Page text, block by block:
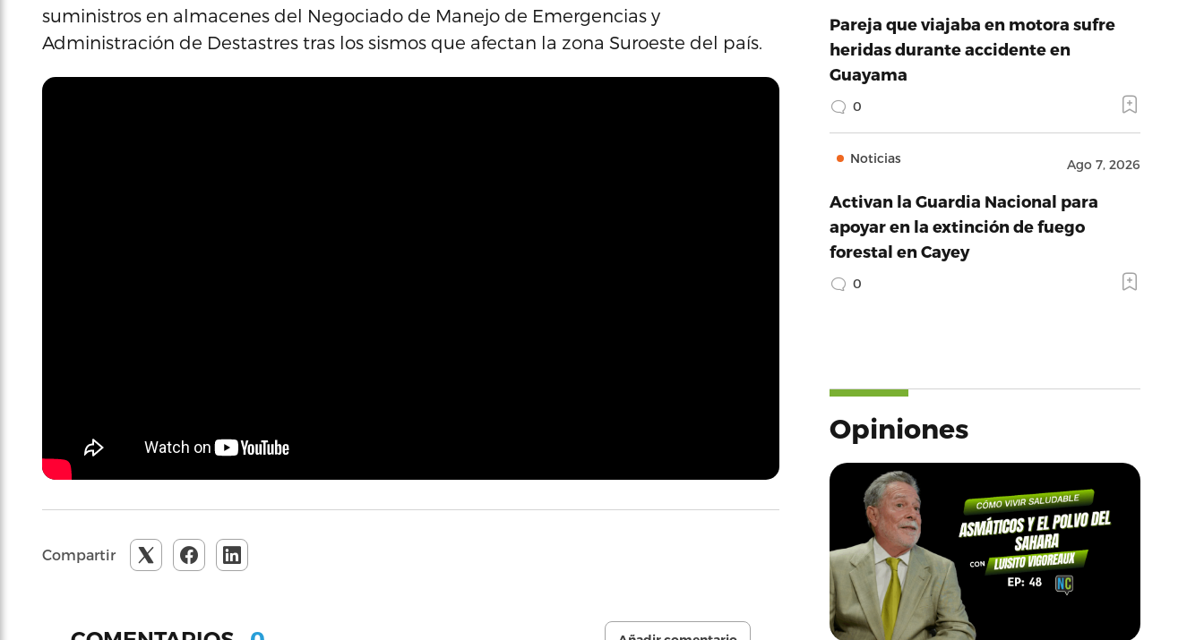
suministros en almacenes del Negociado de Manejo de Emergencias y
Administración de Destastres tras los sismos que afectan la zona Suroeste del país.
Compartir
Pareja que viajaba en motora sufre
heridas durante accidente en
Guayama
0
Noticias Ago 7, 2026
Activan la Guardia Nacional para
apoyar en la extinción de fuego
forestal en Cayey
0
Opiniones